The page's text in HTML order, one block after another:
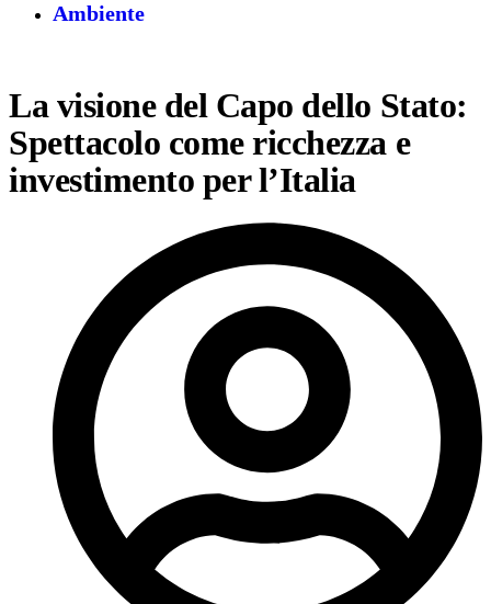
Ambiente
La visione del Capo dello Stato:
Spettacolo come ricchezza e
investimento per l’Italia